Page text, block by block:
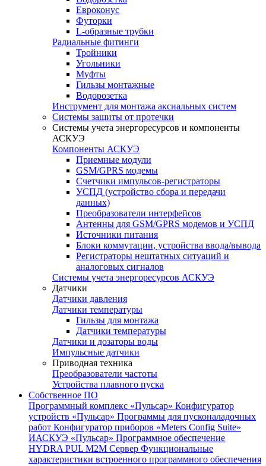
Евроконус
Футорки
L-образные трубки
Радиальные фитинги
Тройники
Угольники
Муфты
Гильзы монтажные
Водорозетка
Инструмент для монтажа аксиальных систем
Системы защиты от протечки
Системы учета энергоресурсов и компоненты
АСКУЭ
Компоненты АСКУЭ
Приемные модули
GSM/GPRS модемы
Счетчики импульсов-регистраторы
УСПД (устройство сбора и передачи
данных)
Преобразователи интерфейсов
Антенны для GSM/GPRS модемов и УСПД
Источники питания
Блоки коммутации, устройства ввода/вывода
Регистраторы нештатных ситуаций и
аналоговых сигналов
Системы учета энергоресурсов АСКУЭ
Датчики
Датчики давления
Датчики температуры
Гильзы для монтажа
Датчики температуры
Датчики и дозаторы воды
Импульсные датчики
Приводная техника
Преобразователи частоты
Устройства плавного пуска
Собственное ПО
Программный комплекс «Пульсар» Конфигуратор
устройств «Пульсар» Программы для пусконаладочных
работ Конфигуратор приборов «Meters Config Suite»
ИАСКУЭ «Пульсар» Программное обеспечение
HYDRA PUL M2M Сервер Функциональные
характеристики встроенного программного обеспечения